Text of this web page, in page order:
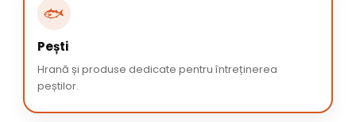
🐟
Pești
Hrană și produse dedicate pentru întreținerea
peștilor.